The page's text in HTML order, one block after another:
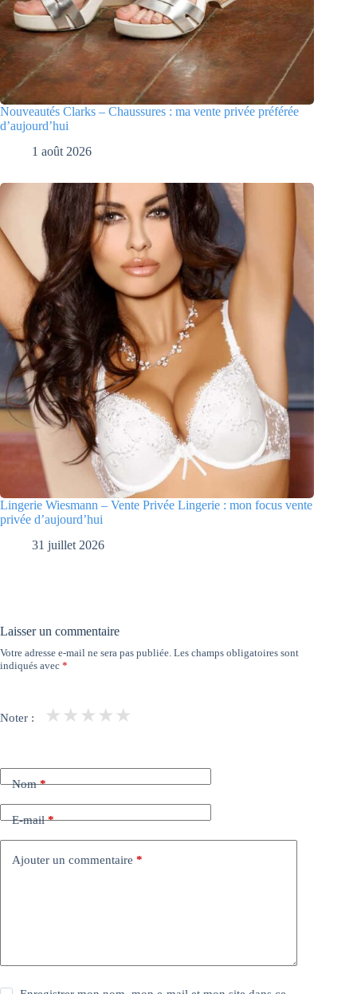
Nouveautés Clarks – Chaussures : ma vente privée préférée
d’aujourd’hui
1 août 2026
Lingerie Wiesmann – Vente Privée Lingerie : mon focus vente
privée d’aujourd’hui
31 juillet 2026
Laisser un commentaire
Votre adresse e-mail ne sera pas publiée. Les champs obligatoires sont
indiqués avec *
Noter : ★
★
★
★
★
Nom*
E-mail*
Ajouter un commentaire *